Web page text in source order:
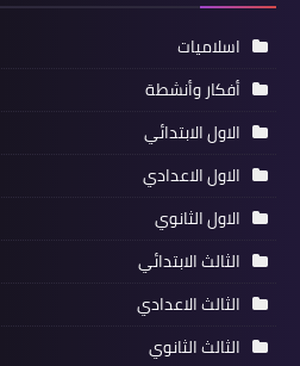
اسلاميات
أفكار وأنشطة
الاول الابتدائي
الاول الاعدادي
الاول الثانوي
الثالث الابتدائي
الثالث الاعدادي
الثالث الثانوي